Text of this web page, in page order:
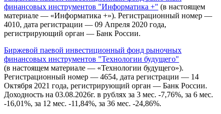
финансовых инструментов "Информатика +" (в настоящем
материале — «Информатика +»). Регистрационный номер —
4010, дата регистрации — 09 Апреля 2020 года,
регистрирующий орган — Банк России.
Биржевой паевой инвестиционный фонд рыночных
финансовых инструментов "Технологии будущего"
(в настоящем материале — «Технологии будущего»).
Регистрационный номер — 4654, дата регистрации — 14
Октября 2021 года, регистрирующий орган — Банк России.
Доходность на 03.08.2026г. в рублях за 3 мес. -7,76%, за 6 мес.
-16,01%, за 12 мес. -11,84%, за 36 мес. -24,86%.